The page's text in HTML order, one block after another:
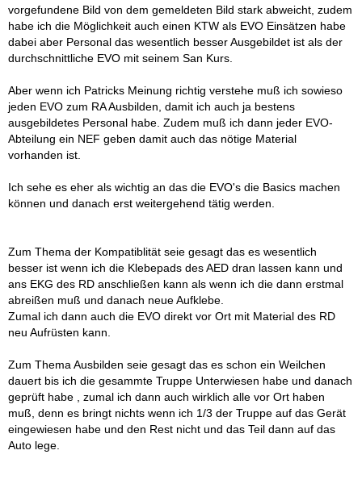
vorgefundene Bild von dem gemeldeten Bild stark abweicht, zudem
habe ich die Möglichkeit auch einen KTW als EVO Einsätzen habe
dabei aber Personal das wesentlich besser Ausgebildet ist als der
durchschnittliche EVO mit seinem San Kurs.
Aber wenn ich Patricks Meinung richtig verstehe muß ich sowieso
jeden EVO zum RA Ausbilden, damit ich auch ja bestens
ausgebildetes Personal habe. Zudem muß ich dann jeder EVO-
Abteilung ein NEF geben damit auch das nötige Material
vorhanden ist.
Ich sehe es eher als wichtig an das die EVO's die Basics machen
können und danach erst weitergehend tätig werden.
Zum Thema der Kompatiblität seie gesagt das es wesentlich
besser ist wenn ich die Klebepads des AED dran lassen kann und
ans EKG des RD anschließen kann als wenn ich die dann erstmal
abreißen muß und danach neue Aufklebe.
Zumal ich dann auch die EVO direkt vor Ort mit Material des RD
neu Aufrüsten kann.
Zum Thema Ausbilden seie gesagt das es schon ein Weilchen
dauert bis ich die gesammte Truppe Unterwiesen habe und danach
geprüft habe , zumal ich dann auch wirklich alle vor Ort haben
muß, denn es bringt nichts wenn ich 1/3 der Truppe auf das Gerät
eingewiesen habe und den Rest nicht und das Teil dann auf das
Auto lege.